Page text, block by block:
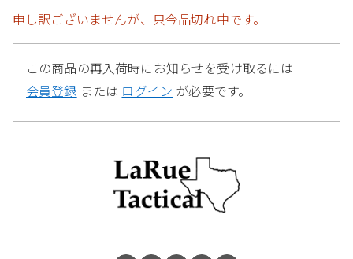
申し訳ございませんが、只今品切れ中です。
この商品の再入荷時にお知らせを受け取るには
会員登録 または ログイン が必要です。